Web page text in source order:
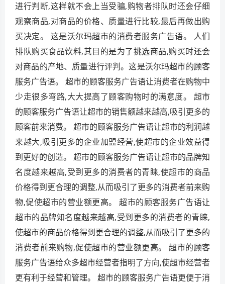
进行判断,这样就不会上当受骗,购物者排队时还会仔细
观察商品,对商品的价格、质量进行比较,最后再做出购
买决定。 这是沃尔玛超市的消费者服务广告语。 人们
排队购买食品饮料,其目的是为了挑选商品,购买时还会
对商品的产地、质量进行评判。这是沃尔玛超市的顾客
服务广告语。 超市的顾客服务广告语让消费者在购物中
少走很多弯路,大大提高了顾客购物时的满意度。 超市
的顾客服务广告语让超市的销售额越来越高,吸引更多的
顾客前来消费。 超市的顾客服务广告语让超市的利润越
来越大,吸引更多的企业加盟经营,使超市的企业效益得
到更好的创造。 超市的顾客服务广告语让超市的品牌知
名度越来越高,受到更多的消费者的青睐,使超市的商品
价格得到更合理的调整,从而吸引了更多的消费者前来购
物,促使超市的营业额更高。 超市的顾客服务广告语让
超市的品牌知名度越来越高,受到更多的消费者的青睐,
使超市的商品价格得到更合理的调整,从而吸引了更多的
消费者前来购物,促使超市的营业额更高。 超市的顾客
服务广告语给众多超市经营者指明了方向,使超市经营者
更有利于经营和管理。 超市的顾客服务广告语更便于消